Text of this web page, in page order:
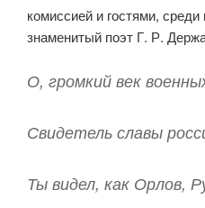
комиссией и гостями,
знаменитый поэт Г. Р.
О, громкий век
Свидетель славы
Ты видел, как Орлов,